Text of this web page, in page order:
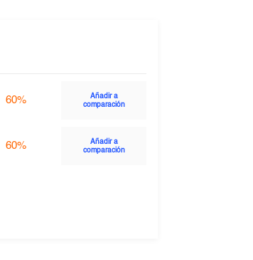
60%
Añadir a
comparación
60%
Añadir a
comparación